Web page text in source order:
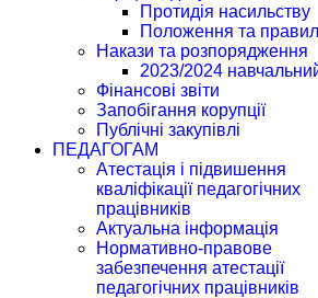
Протидія насильству
Положення та
Накази та розпорядження
2023/2024
Фінансові звіти
Запобігання корупції
Публічні закупівлі
ПЕДАГОГАМ
Атестація і підвишення
кваліфікації педагогічних
працівників
Актуальна інформація
Нормативно-правове
забезпечення атестації
педагогічних працівників